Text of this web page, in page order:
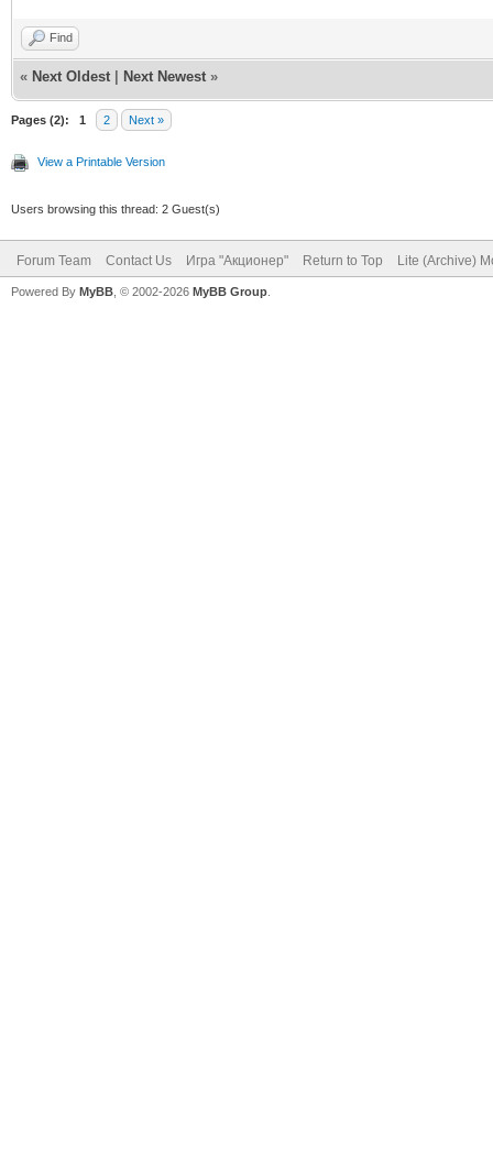
Find
« Next Oldest Next Newest »
Pages (2): 1 2 Next »
View a Printable Version
Users browsing this thread: 2 Guest(s)
Forum Team Contact Us Игра "Акционер" Return to Top Lite (Archive)
Powered By MyBB , © 2002-2026 MyBB Group